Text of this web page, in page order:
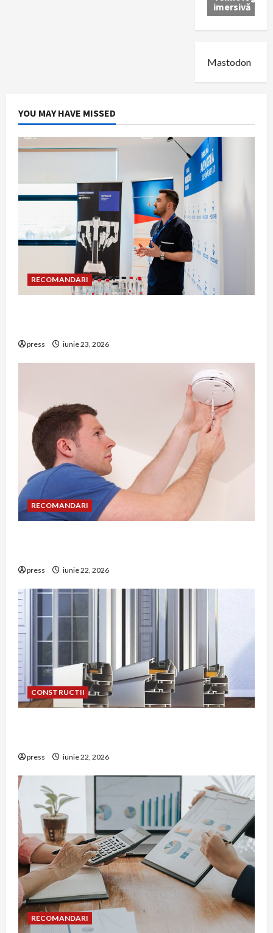
imersivă
Mastodon
YOU MAY HAVE MISSED
RECOMANDARI
press iunie 23, 2026
RECOMANDARI
press iunie 22, 2026
CONSTRUCTII
press iunie 22, 2026
RECOMANDARI